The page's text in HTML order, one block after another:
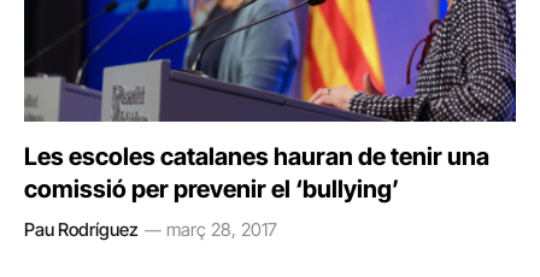
Les escoles catalanes hauran de tenir una
comissió per prevenir el ‘bullying’
Pau Rodríguez març 28, 2017